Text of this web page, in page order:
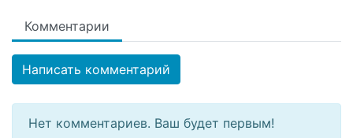
Комментарии
Написать комментарий
Нет комментариев. Ваш будет первым!